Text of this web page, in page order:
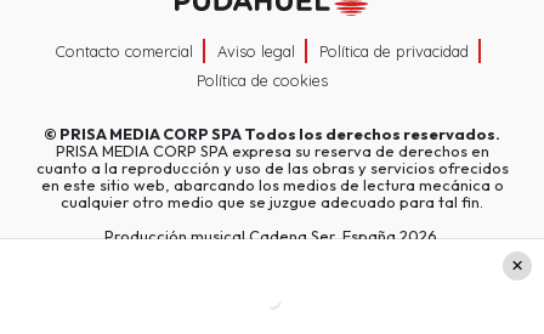
Contacto comercial Aviso legal
Política de privacidad
Política de cookies
© PRISA MEDIA CORP SPATodos los derechos reservados.
PRISA MEDIA CORP SPA expresa su reserva de derechos en
cuanto a la reproducción y uso de las obras y servicios ofrecidos
en este sitio web, abarcando los medios de lectura mecánica o
cualquier otro medio que se juzgue adecuado para tal fin.
Producción musical Cadena Ser, España 2026.